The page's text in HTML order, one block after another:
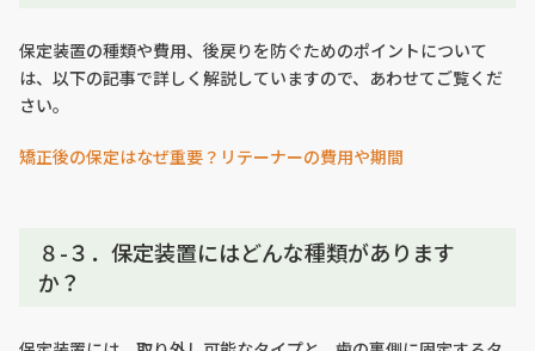
保定装置の種類や費用、後戻りを防ぐためのポイントについて
は、以下の記事で詳しく解説していますので、あわせてご覧くだ
さい。
矯正後の保定はなぜ重要？リテーナーの費用や期間
８-３．保定装置にはどんな種類があります
か？